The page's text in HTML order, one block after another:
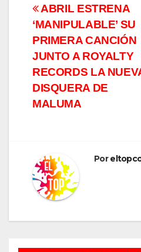
Navegación
de
entradas
ABRIL ESTRENA
‘MANIPULABLE’ SU
PRIMERA CANCIÓN
JUNTO A ROYALTY
RECORDS LA
DISQUERA DE
MALUMA
Por